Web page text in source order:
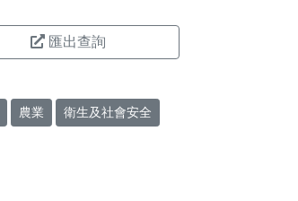
匯出查詢
農業 衛生及社會安全